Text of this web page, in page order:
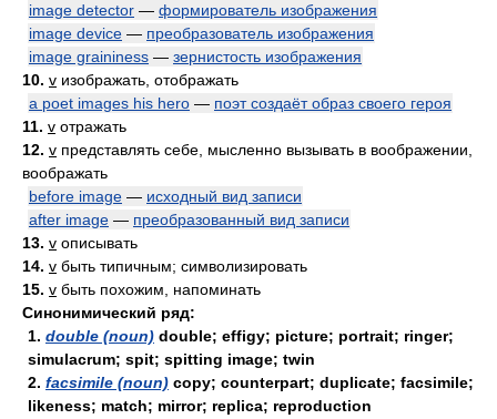
image detector — формирователь изображения
image device — преобразователь изображения
image graininess — зернистость изображения
10. v изображать, отображать
a poet images his hero — поэт создаёт образ своего героя
11. v отражать
12. v представлять себе, мысленно вызывать в воображении,
воображать
before image — исходный вид записи
after image — преобразованный вид записи
13. v описывать
14. v быть типичным; символизировать
15. v быть похожим, напоминать
Синонимический ряд:
1. double (noun) double; effigy; picture; portrait; ringer;
simulacrum; spit; spitting image; twin
2. facsimile (noun) copy; counterpart; duplicate; facsimile;
likeness; match; mirror; replica; reproduction